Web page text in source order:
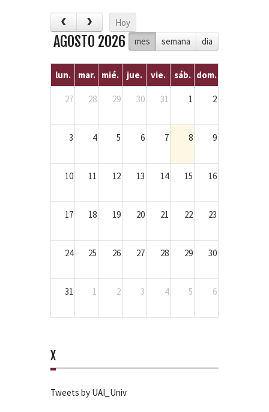
Hoy
mes
semana dia
AGOSTO 2026
lun. mar. mié. jue. vie. sáb. dom.
27 28 29 30 31 1 2
3 4 5 6 7 8 9
10 11 12 13 14 15 16
17 18 19 20 21 22 23
24 25 26 27 28 29 30
31 1 2 3 4 5 6
X
Tweets by UAI_Univ